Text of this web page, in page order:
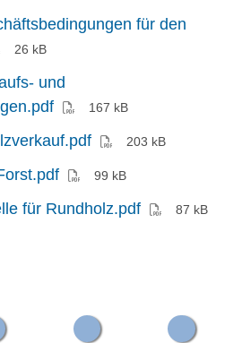
für den
26 kB
und
(PDF)167 kB
(PDF)203 kB
(PDF)99 kB
für Rundholz.pdf(PDF)87 kB